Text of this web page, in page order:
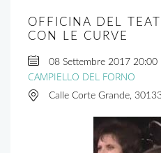
OFFICINA DEL
CON LE CURVE
08 Settembre 2017 20:00
CAMPIELLO DEL FORNO
Calle Corte Grande,